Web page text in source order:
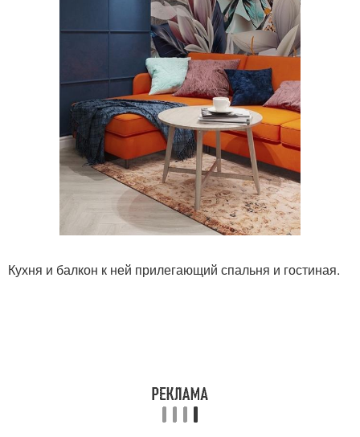
Кухня и балкон к ней прилегающий спальня и гостиная.